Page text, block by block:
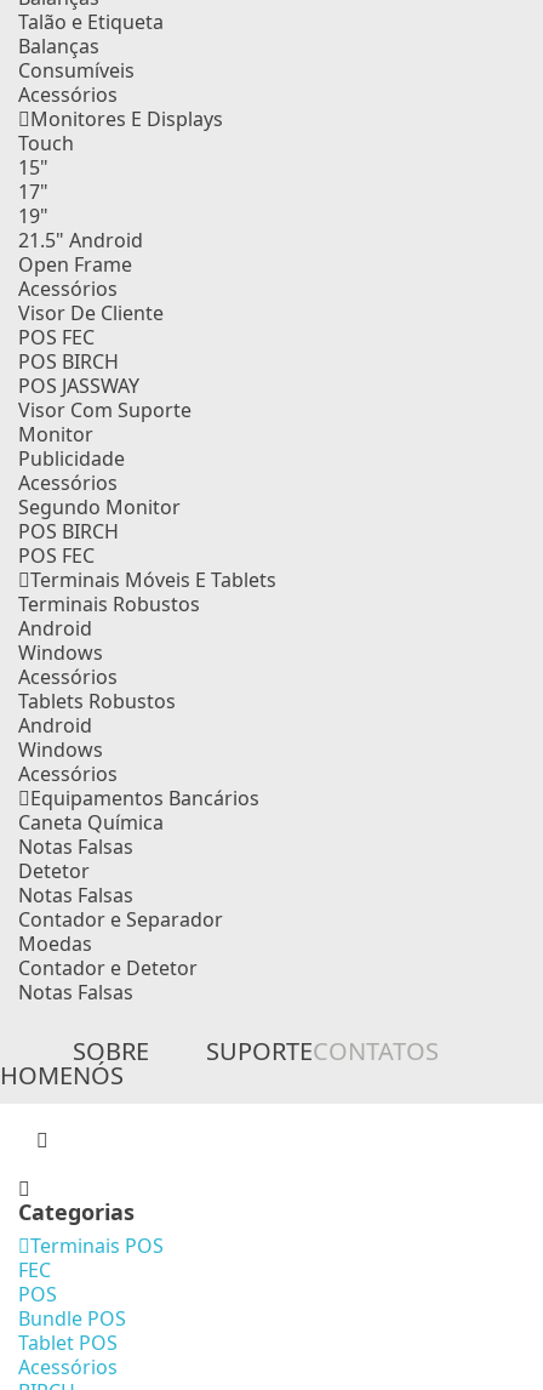
Talão e Etiqueta
Balanças
Consumíveis
Acessórios
Monitores E Displays
Touch
15"
17"
19"
21.5" Android
Open Frame
Acessórios
Visor De Cliente
POS FEC
POS BIRCH
POS JASSWAY
Visor Com Suporte
Monitor
Publicidade
Acessórios
Segundo Monitor
POS BIRCH
POS FEC
Terminais Móveis E Tablets
Terminais Robustos
Android
Windows
Acessórios
Tablets Robustos
Android
Windows
Acessórios
Equipamentos Bancários
Caneta Química
Notas Falsas
Detetor
Notas Falsas
Contador e Separador
Moedas
Contador e Detetor
Notas Falsas
HOME
SOBRE
NÓS
SUPORTECONTATOS
Categorias
Terminais POS
FEC
POS
Bundle POS
Tablet POS
Acessórios